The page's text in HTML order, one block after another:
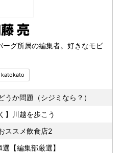
亮
グ所属の編集者。好きなモビ
katokato
か問題（シジミなら？）
】川越を歩こう
ススメ飲食店2
【編集部厳選】